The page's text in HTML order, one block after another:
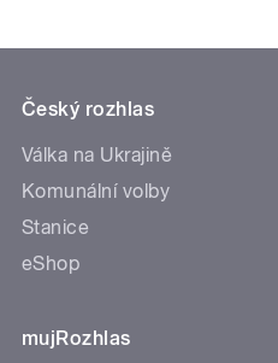
Český rozhlas
Válka na Ukrajině
Komunální volby
Stanice
eShop
mujRozhlas